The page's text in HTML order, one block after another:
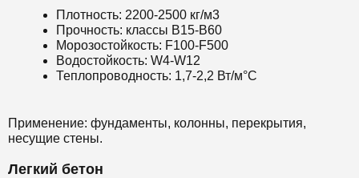
Плотность: 2200-2500 кг/м3
Прочность: классы B15-B60
Морозостойкость: F100-F500
Водостойкость: W4-W12
Теплопроводность: 1,7-2,2 Вт/м°С
Применение: фундаменты, колонны, перекрытия,
несущие стены.
Легкий бетон